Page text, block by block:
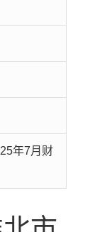
年7月财